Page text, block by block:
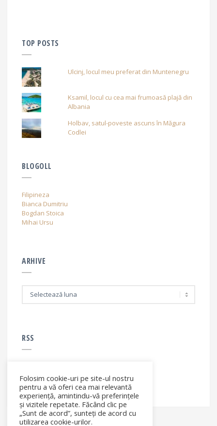
TOP POSTS
Ulcinj, locul meu preferat din Muntenegru
Ksamil, locul cu cea mai frumoasă plajă din
Albania
Holbav, satul-poveste ascuns în Măgura
Codlei
BLOGOLL
Filipineza
Bianca Dumitriu
Bogdan Stoica
Mihai Ursu
ARHIVE
RSS
RSS - articole
Folosim cookie-uri pe site-ul nostru
pentru a vă oferi cea mai relevantă
experiență, amintindu-vă preferințele
și vizitele repetate. Făcând clic pe
„Sunt de acord”, sunteți de acord cu
utilizarea cookie-urilor.